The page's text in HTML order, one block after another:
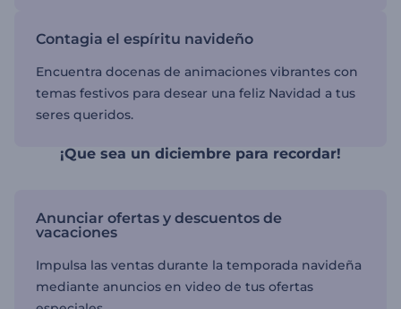
Contagia el espíritu navideño
Encuentra docenas de animaciones vibrantes con
temas festivos para desear una feliz Navidad a tus
seres queridos.
¡Que sea un diciembre para recordar!
Anunciar ofertas y descuentos de
vacaciones
Impulsa las ventas durante la temporada navideña
mediante anuncios en video de tus ofertas